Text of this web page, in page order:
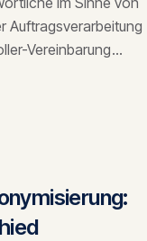
Auftragsverarbeitung
Vereinbarung